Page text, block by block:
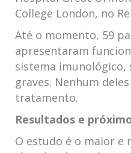
College London, no
Até o momento, 59
apresentaram
sistema imunológico,
graves. Nenhum
tratamento.
Resultados e
O estudo é o maior e